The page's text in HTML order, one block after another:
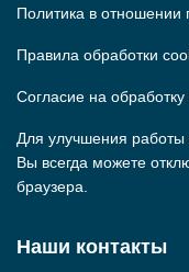
Политика в
Правила обработки
Согласие на
Для улучшения
Вы всегда можете
браузера.
Наши контакты